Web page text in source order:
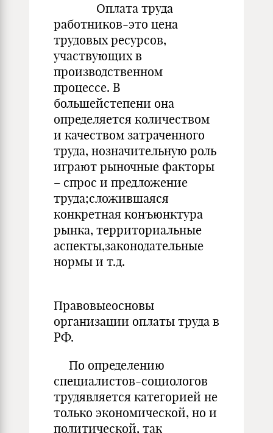
Оплата труда
работников-это цена
трудовых ресурсов,
участвующих в
производственном
процессе. В
большейстепени она
определяется количеством
и качеством затраченного
труда, нозначительную роль
играют рыночные факторы
– спрос и предложение
труда;сложившаяся
конкретная конъюнктура
рынка, территориальные
аспекты,законодательные
нормы и т.д.
Правовыеосновы
организации оплаты труда в
РФ.
По определению
специалистов-социологов
трудявляется категорией не
только экономической, но и
политической, так